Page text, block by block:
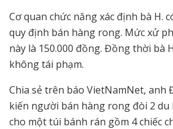
Cơ quan chức năng xác định bà H.
quy định bán hàng rong. Mức xử
này là 150.000 đồng. Đồng thời bà
không tái phạm.
Chia sẻ trên báo VietNamNet, anh
kiến người bán hàng rong đòi 2 du
cho một túi bánh rán gồm 4 chiếc